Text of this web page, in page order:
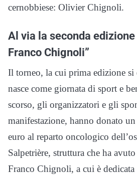
cernobbiese: Olivier Chignoli.
Al via la seconda
Franco Chignoli”
Il torneo, la cui prima edizione si
nasce come giornata di sport e
scorso, gli organizzatori e gli
manifestazione, hanno donato
euro al reparto oncologico
Salpetrière, struttura che ha
Franco Chignoli, a cui è dedicata